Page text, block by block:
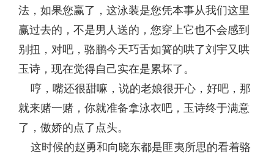
法，如果您赢了，这泳装是您凭本事从我们这里
赢过去的，不是男人送的，您穿上它也不会感到
别扭，对吧，骆鹏今天巧舌如簧的哄了刘宇又哄
玉诗，现在觉得自己实在是累坏了。
哼，嘴还很甜嘛，说的老娘很开心，好吧，那
就来赌一赌，你就准备拿泳衣吧，玉诗终于满意
了，傲娇的点了点头。
这时候的赵勇和向晓东都是匪夷所思的看着骆